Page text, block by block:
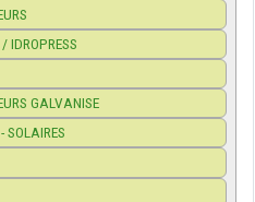
IDROPRESS
GALVANISE
SOLAIRES